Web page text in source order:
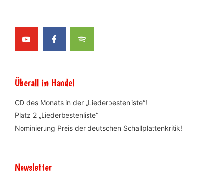
Überall im Handel
CD des Monats in der „Liederbestenliste“!
Platz 2 „Liederbestenliste“
Nominierung Preis der deutschen Schallplattenkritik!
Newsletter